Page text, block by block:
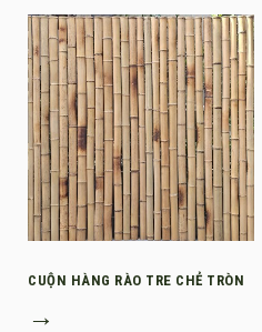
CUỘN HÀNG RÀO TRE CHẺ TRÒN
→